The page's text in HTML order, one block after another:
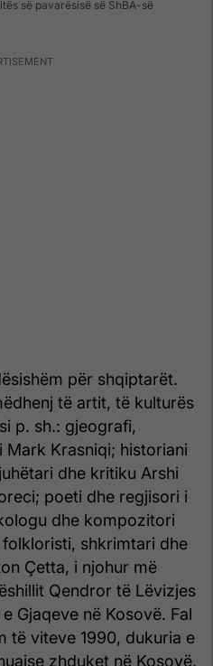
së pavarësisë së ShBA-së
për shqiptarët.
të artit, të kulturës
p. sh.: gjeografi,
Krasniqi; historiani
dhe kritiku Arshi
poeti dhe regjisori i
dhe kompozitori
shkrimtari dhe
Çetta, i njohur më
Qendror të Lëvizjes
Gjaqeve në Kosovë. Fal
të viteve 1990, dukuria e
zhduket në Kosovë.